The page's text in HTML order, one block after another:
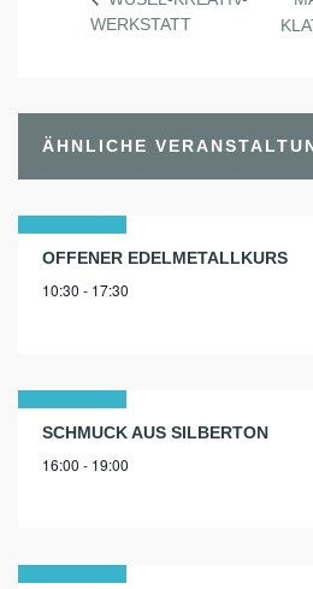
WERKSTATT
ÄHNLICHE
15
feb.
OFFENER EDELMETALLKURS
10:30 - 17:30
10
sep.
SCHMUCK AUS SILBERTON
16:00 - 19:00